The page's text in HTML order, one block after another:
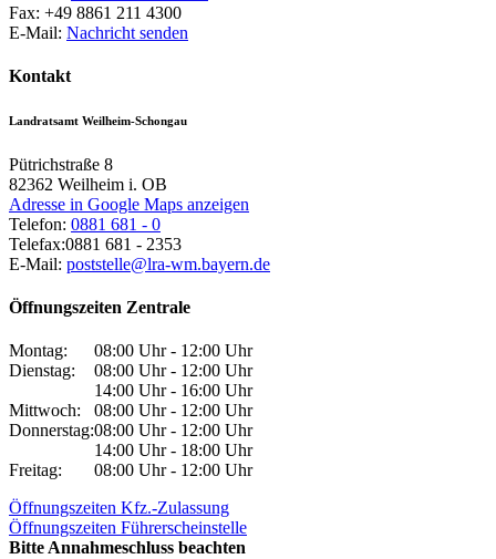
Fax: +49 8861 211 4300
E-Mail: Nachricht senden
Kontakt
Landratsamt Weilheim-Schongau
Pütrichstraße 8
82362 Weilheim i. OB
Adresse in Google Maps anzeigen
Telefon: 0881 681 - 0
Telefax:0881 681 - 2353
E-Mail: poststelle@lra-wm.bayern.de
Öffnungszeiten Zentrale
Montag:
08:00 Uhr - 12:00 Uhr
Dienstag:
08:00 Uhr - 12:00 Uhr
14:00 Uhr - 16:00 Uhr
Mittwoch:
08:00 Uhr - 12:00 Uhr
Donnerstag:08:00 Uhr - 12:00 Uhr
14:00 Uhr - 18:00 Uhr
Freitag:
08:00 Uhr - 12:00 Uhr
Öffnungszeiten Kfz.-Zulassung
Öffnungszeiten Führerscheinstelle
Bitte Annahmeschluss beachten